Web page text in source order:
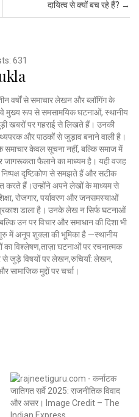
दायित्व से क्यों बच रहे हैं? →
631
वर्षों से समाचार लेखन और ब्लॉगिंग के
मुख्य रूप से समसामयिक घटनाओं, स्थानीय
खबरों पर गहराई से लिखते हैं। उनकी
और पाठकों से जुड़ाव बनाने वाली है।
समाचार केवल सूचना नहीं, बल्कि समाज में
जागरूकता फैलाने का माध्यम है। यही वजह
निष्पक्ष दृष्टिकोण से समझते हैं और सटीक
करते हैं।उन्होंने अपने लेखों के माध्यम से
रोजगार, पर्यावरण और जनसमस्याओं
डाला है। उनके लेख न सिर्फ घटनाओं
उन पर विचार और समाधान की दिशा भी
में अनूप शुक्ला की भूमिका है —स्थानीय
का विश्लेषण,ताज़ा घटनाओं पर रचनात्मक
से जुड़े विषयों पर लेखन,रुचियाँ: लेखन,
सामाजिक मुद्दों पर चर्चा।